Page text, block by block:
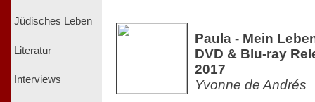
Jüdisches Leben
Literatur
Interviews
Paula - Mein
DVD & Blu-ray
2017
Yvonne de Andrés